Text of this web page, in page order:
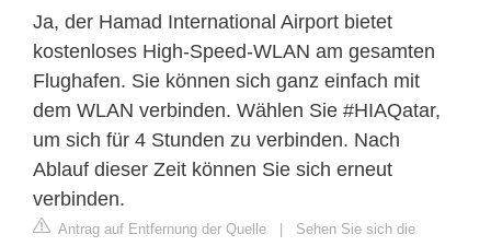
Ja, der Hamad International Airport bietet
kostenloses High-Speed-WLAN am gesamten
Flughafen. Sie können sich ganz einfach mit
dem WLAN verbinden. Wählen Sie #HIAQatar,
um sich für 4 Stunden zu verbinden. Nach
Ablauf dieser Zeit können Sie sich erneut
verbinden.
Antrag auf Entfernung der Quelle
Sehen Sie sich die